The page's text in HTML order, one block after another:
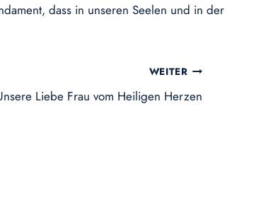
dass in unseren Seelen und in der
WEITER
Liebe Frau vom Heiligen Herzen